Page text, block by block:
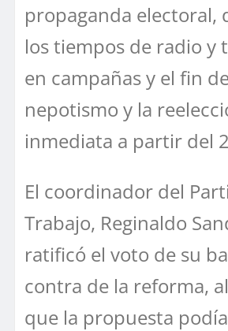
propaganda electoral,
los tiempos de radio y
en campañas y el fin
nepotismo y la
inmediata a partir del
El coordinador del
Trabajo, Reginaldo
ratificó el voto de su
contra de la reforma,
que la propuesta